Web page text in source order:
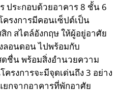
ประกอบด้วยอาคาร 8 ชั้น 6
รงการมีคอนเซ็ปต์เป็น
ก สไตล์อังกฤษ ให้ผู้อยู่อาศัย
ลอนดอน ไปพร้อมกับ
ดชื่น พร้อมสิ่งอำนวยความ
รงการจะมีจุดเด่นถึง 3 อย่าง
กจากอาคารที่พักอาศัย